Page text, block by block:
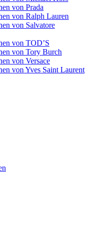
von Prada
von Ralph Lauren
von Salvatore
von TOD’S
von Tory Burch
von Versace
von Yves Saint Laurent